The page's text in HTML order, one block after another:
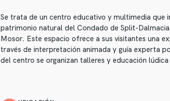
Se trata de un centro educativo y multimedia
patrimonio natural del Condado de Split-
Mosor. Este espacio ofrece a sus visitantes una
través de interpretación animada y guía experta
del centro se organizan talleres y educación